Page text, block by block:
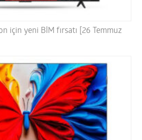
için yeni BİM fırsatı [26 Temmuz